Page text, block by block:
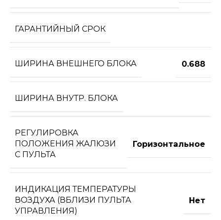
ГАРАНТИЙНЫЙ СРОК
ШИРИНА ВНЕШНЕГО БЛОКА 0.688
ШИРИНА ВНУТР. БЛОКА
РЕГУЛИРОВКА
ПОЛОЖЕНИЯ ЖАЛЮЗИ
С ПУЛЬТА
Горизонтальное
ИНДИКАЦИЯ ТЕМПЕРАТУРЫ
ВОЗДУХА (ВБЛИЗИ ПУЛЬТА
УПРАВЛЕНИЯ)
Нет